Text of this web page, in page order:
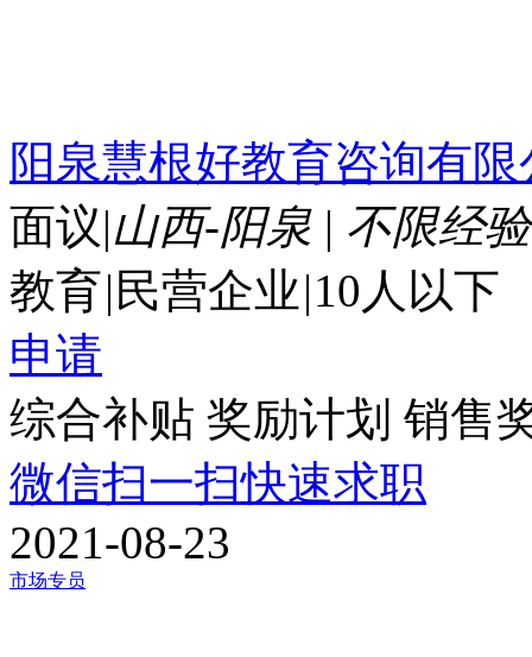
阳泉慧根好教育咨询有限
面议|山西-阳泉 | 不限经验
教育| 民营企业|10人以下
申请
综合补贴 奖励计划 销售
微信扫一扫快速求职
2021-08-23
市场专员